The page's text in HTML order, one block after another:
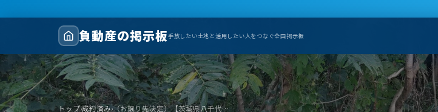
負動産の掲示板手放したい土地と活用したい人をつなぐ全国掲示板
トップ›成約済み› （お譲り先決定）【茨城県八千代町】山林（分譲地）2筆あげます！ICから約9km